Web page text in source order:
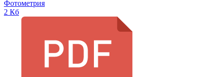
Фотометрия
2 Кб